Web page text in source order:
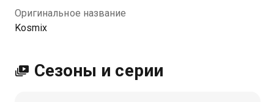
Оригинальное название
Kosmix
Сезоны и серии